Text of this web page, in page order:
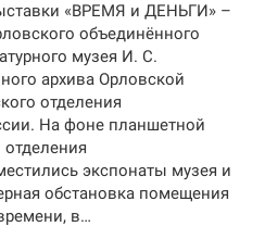
«ВРЕМЯ и ДЕНЬГИ» –
объединённого
музея И. С.
архива Орловской
отделения
На фоне планшетной
экспонаты музея и
обстановка помещения
в…